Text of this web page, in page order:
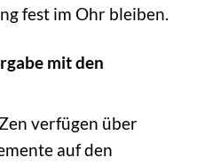
fest im Ohr bleiben.
mit den
verfügen über
auf den